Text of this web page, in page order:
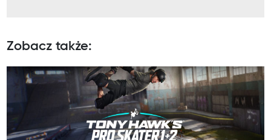
Zobacz także: